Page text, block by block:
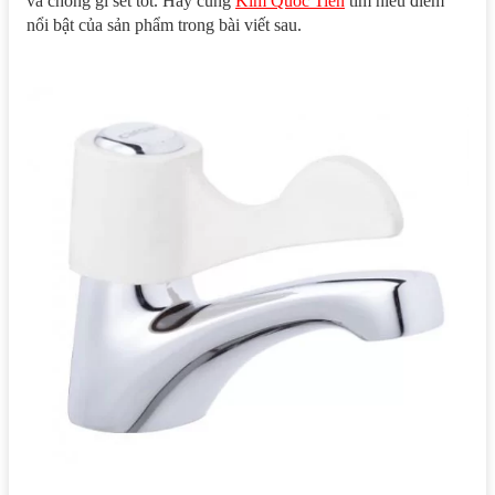
nổi bật của sản phẩm trong bài viết sau.